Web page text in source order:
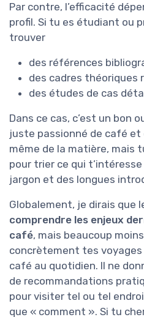
Par contre, l’efficacité
profil. Si tu es étudiant ou
trouver
des références
des cadres théoriques
des études de cas
Dans ce cas, c’est un bon
juste passionné de café et
même de la matière, mais
pour trier ce qui
jargon et des longues
Globalement, je dirais que
comprendre les enjeux
café, mais beaucoup
concrètement tes
café au quotidien. Il ne
de recommandations
pour visiter tel ou tel
que « comment ». Si tu